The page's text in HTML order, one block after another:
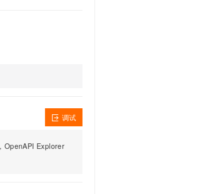
OpenAPI Explorer
调试